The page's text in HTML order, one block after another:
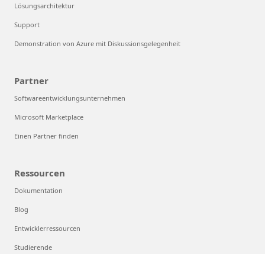
Lösungsarchitektur
Support
Demonstration von Azure mit Diskussionsgelegenheit
Partner
Softwareentwicklungsunternehmen
Microsoft Marketplace
Einen Partner finden
Ressourcen
Dokumentation
Blog
Entwicklerressourcen
Studierende